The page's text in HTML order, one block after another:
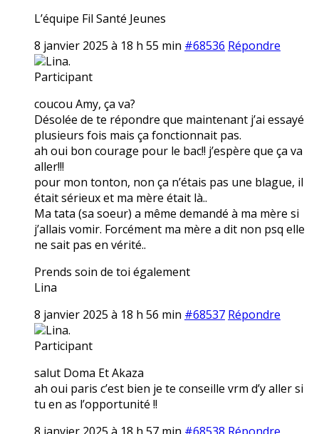
L’équipe Fil Santé Jeunes
8 janvier 2025 à 18 h 55 min #68536 Répondre
Lina.
Participant
coucou Amy, ça va?
Désolée de te répondre que maintenant j’ai essayé
plusieurs fois mais ça fonctionnait pas.
ah oui bon courage pour le bac!! j’espère que ça va
aller!!!
pour mon tonton, non ça n’étais pas une blague, il
était sérieux et ma mère était là..
Ma tata (sa soeur) a même demandé à ma mère si
j’allais vomir. Forcément ma mère a dit non psq elle
ne sait pas en vérité..
Prends soin de toi également
Lina
8 janvier 2025 à 18 h 56 min #68537 Répondre
Lina.
Participant
salut Doma Et Akaza
ah oui paris c’est bien je te conseille vrm d’y aller si
tu en as l’opportunité !!